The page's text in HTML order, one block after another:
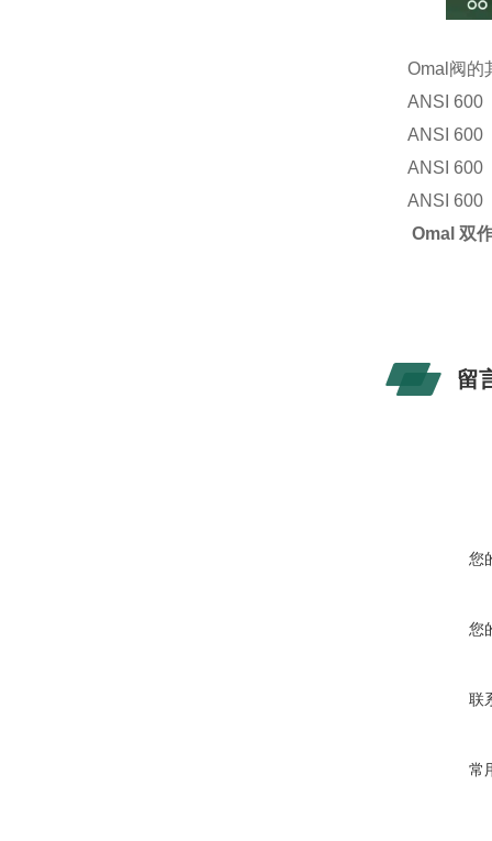
Omal阀的
ANSI 600
ANSI 600
ANSI 600
ANSI 600
Omal 双
留
您
您
联
常